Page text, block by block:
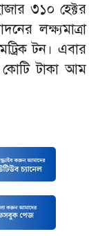
৩১০ হেক্টর
লক্ষ্যমাত্রা
টন। এবার
কোটি টাকা আম